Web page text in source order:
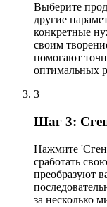
Выберите
другие
конкретные
своим
помогают
оптимальных
3
Шаг 3:
Нажмите
сработать
преобразуют
за несколько